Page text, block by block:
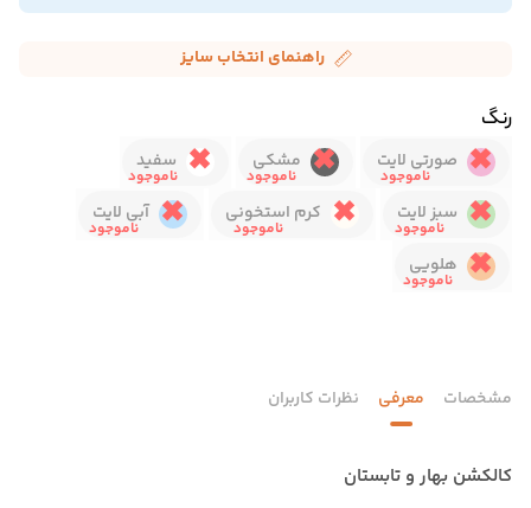
راهنمای انتخاب سایز
رنگ
صورتی لایت مشکی
سفید
سبز لایت
کرم استخونی
آبی لایت
هلویی
مشخصات معرفی نظرات کاربران
کالکشن بهار و تابستان